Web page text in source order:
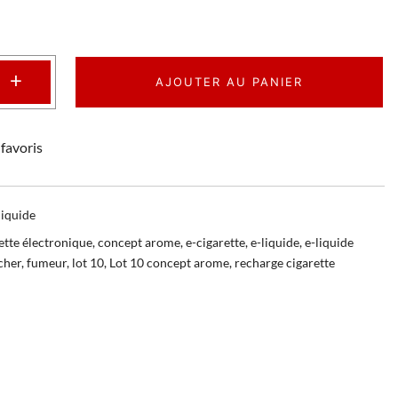
+ AJOUTER AU PANIER
électronique,concept arome,e-cigarette,e-liquide,e-liquide
,fumeur, lot 10, Lot 10 concept arome, recharge cigarette